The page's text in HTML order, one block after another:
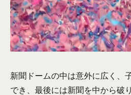
新聞ドームの中は意外に広く、
でき、最後には新聞を中から破